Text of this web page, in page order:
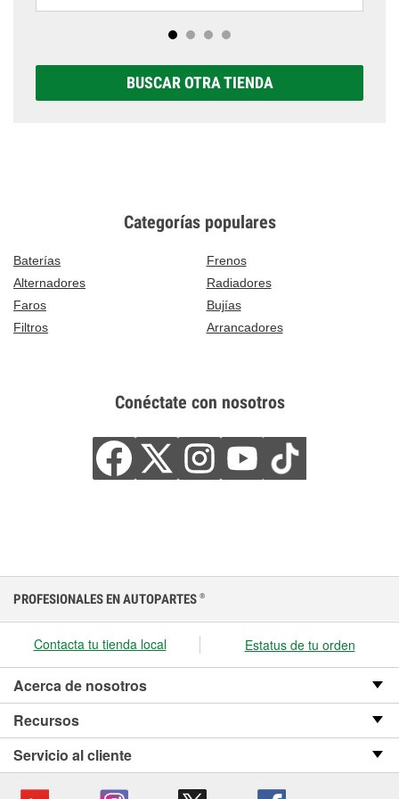
BUSCAR OTRA TIENDA
Categorías populares
Baterías
Frenos
Alternadores
Radiadores
Faros
Bujías
Filtros
Arrancadores
Conéctate con nosotros
PROFESIONALES EN AUTOPARTES ®
Contacta tu tienda local Estatus de tu orden
Acerca de nosotros
Recursos
Servicio al cliente